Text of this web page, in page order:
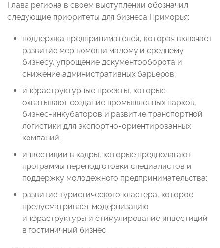
Глава региона в своем выступлении обозначил
следующие приоритеты для бизнеса Приморья:
поддержка предпринимателей, которая включает
развитие мер помощи малому и среднему
бизнесу, упрощение документооборота и
снижение административных барьеров;
инфраструктурные проекты, которые
охватывают создание промышленных парков,
бизнес-инкубаторов и развитие транспортной
логистики для экспортно-ориентированных
компаний;
инвестиции в кадры, которые предполагают
программы переподготовки специалистов и
поддержку молодежного предпринимательства;
развитие туристического кластера, которое
предусматривает модернизацию
инфраструктуры и стимулирование инвестиций
в гостиничный бизнес.